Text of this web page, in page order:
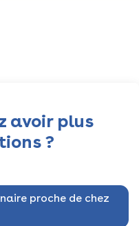
avoir plus
?
proche de chez